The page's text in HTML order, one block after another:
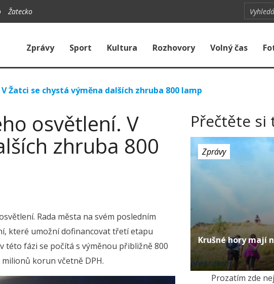
Žatecko
Zprávy Sport Kultura Rozhovory Volný čas
Žatci se chystá výměna dalších zhruba 800 lamp
osvětlení. V
zhruba 800
Rada města na svém posledním
které umožní dofinancovat třetí etapu
této fázi se počítá s výměnou přibližně 800
korun včetně DPH.
Přečtěte si
Zprávy
Krušné hory mají
před rokem
Prozatím zde